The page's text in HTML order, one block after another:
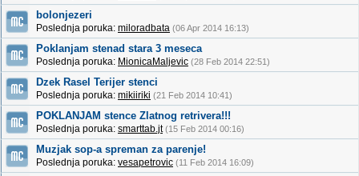
bolonjezeri
Poslednja poruka: miloradbata (06 Apr 2014 16:13)
Poklanjam stenad stara 3 meseca
Poslednja poruka: MionicaMaljevic (28 Feb 2014 22:51)
Dzek Rasel Terijer stenci
Poslednja poruka: mikiiriki (21 Feb 2014 10:41)
POKLANJAM stence Zlatnog retrivera!!!
Poslednja poruka: smarttab.jt (15 Feb 2014 00:16)
Muzjak sop-a spreman za parenje!
Poslednja poruka: vesapetrovic (11 Feb 2014 16:09)